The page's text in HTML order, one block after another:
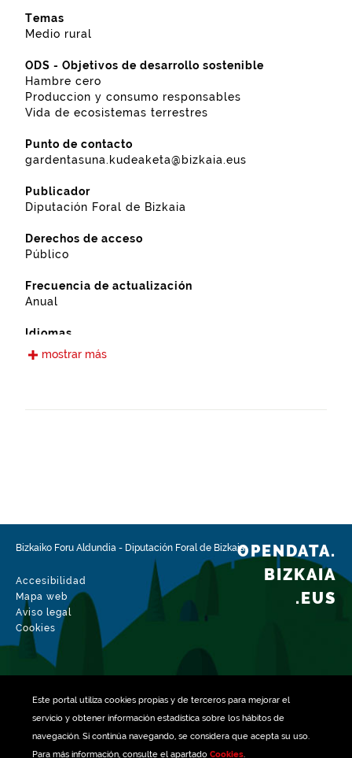
Este portal utiliza cookiespropias y de terceros para mejorar el
servicio y obtener información estadística sobre los hábitos de
navegación. Si continúa navegando, se considera que acepta su uso.
Para más información, consulte el apartado Cookies.
Temas
Medio rural
ODS - Objetivos de desarrollo sostenible
Hambre cero
Produccion y consumo responsables
Vida de ecosistemas terrestres
Punto de contacto
gardentasuna.kudeaketa@bizkaia.eus
Publicador
Diputación Foral de Bizkaia
Derechos de acceso
Público
Frecuencia de actualización
Anual
Idiomas
Castellano
Fecha de modificación del conjunto de datos
27-01-2026
mostrar más
Bizkaiko Foru Aldundia - Diputación Foral de Bizkaia
Accesibilidad
Mapa web
Aviso legal
Cookies
OPENDATA.
BIZKAIA
.EUS